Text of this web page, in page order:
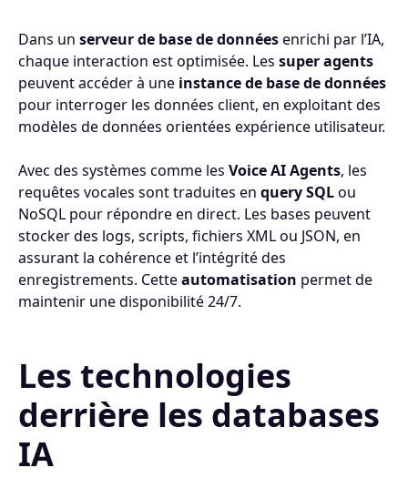
Dans un serveur de base de donnéesenrichi par l’IA,
chaque interaction est optimisée. Les super agents
peuvent accéder à une instance de base de données
pour interroger les données client, en exploitant des
modèles de données orientées expérience utilisateur.
Avec des systèmes comme les Voice AI Agents, les
requêtes vocales sont traduites en query SQLou
NoSQL pour répondre en direct. Les bases peuvent
stocker des logs, scripts, fichiers XML ou JSON, en
assurant la cohérence et l’intégrité des
enregistrements. Cetteautomatisation permet de
maintenir une disponibilité 24/7.
Les technologies
derrière les databases
IA